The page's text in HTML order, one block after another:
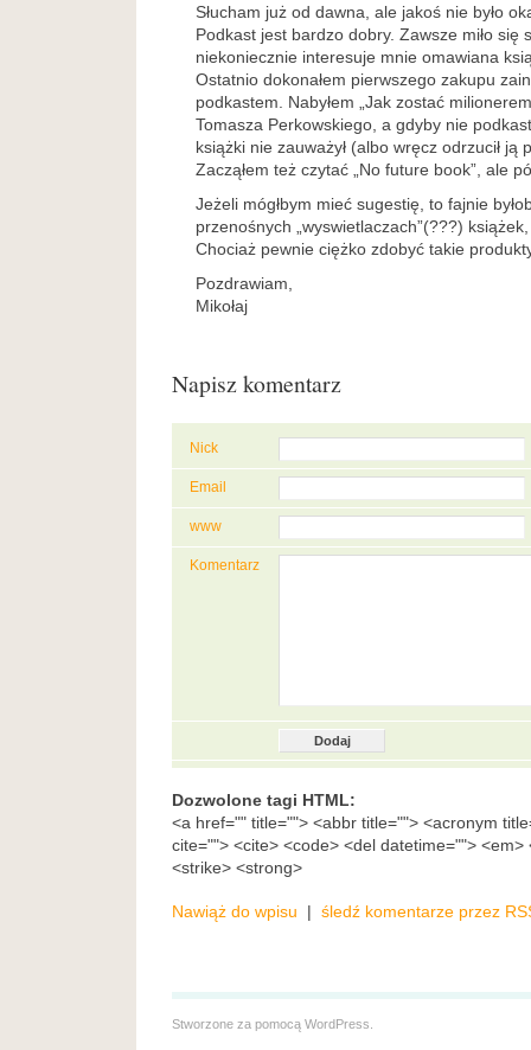
Słucham już od dawna, ale jakoś nie było
Podkast jest bardzo dobry. Zawsze miło się
niekoniecznie interesuje mnie omawiana
Ostatnio dokonałem pierwszego zakupu
podkastem. Nabyłem „Jak zostać
Tomasza Perkowskiego, a gdyby nie
książki nie zauważył (albo wręcz odrzucił ją
Zacząłem też czytać „No future book”, ale
Jeżeli mógłbym mieć sugestię, to fajnie
przenośnych „wyswietlaczach”(???)
Chociaż pewnie ciężko zdobyć takie
Pozdrawiam,
Mikołaj
Napisz komentarz
Nick
Email
www
Komentarz
Dozwolone tagi HTML:
<a href="" title=""> <abbr title=""> <acronym
cite=""> <cite> <code> <del datetime=""> <em>
<strike> <strong>
Nawiąż do wpisu śledź komentarze przez
Stworzone za pomocą WordPress